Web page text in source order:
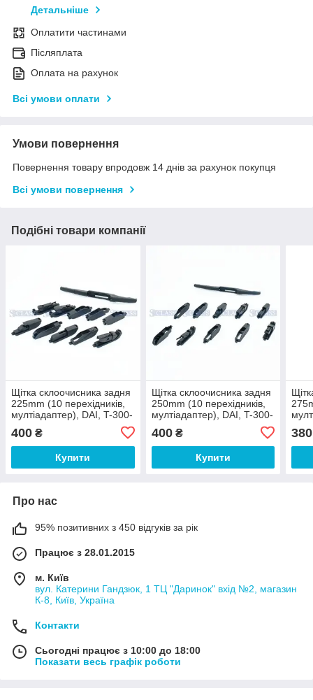
Детальніше
Оплатити частинами
Післяплата
Оплата на рахунок
Всі умови оплати
Умови повернення
Повернення товару впродовж 14 днів за рахунок покупця
Всі умови повернення
Подібні товари компанії
Щітка склоочисника задня
225mm (10 перехідників,
мултіадаптер), DAI, T-300-
400 ₴
Купити
Щітка склоочисника задня
250mm (10 перехідників,
мултіадаптер), DAI, T-300-
400₴
Купити
380
Про нас
95% позитивних з 450 відгуків за рік
Працює з 28.01.2015
м. Київ
вул. Катерини Гандзюк, 1 ТЦ "Даринок" вхід №2, магазин
К-8, Київ, Україна
Контакти
Сьогодні працює з 10:00 до 18:00
Показати весь графік роботи